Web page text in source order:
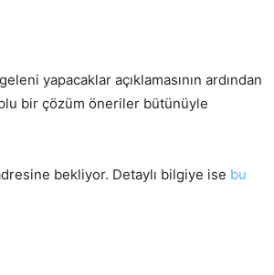
yapacaklar açıklamasının ardından
bir çözüm öneriler bütünüyle
bekliyor. Detaylı bilgiye ise bu